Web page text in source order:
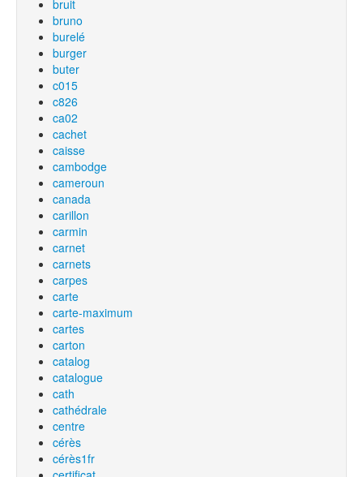
bruit
bruno
burelé
burger
buter
c015
c826
ca02
cachet
caisse
cambodge
cameroun
canada
carillon
carmin
carnet
carnets
carpes
carte
carte-maximum
cartes
carton
catalog
catalogue
cath
cathédrale
centre
cérès
cérès1fr